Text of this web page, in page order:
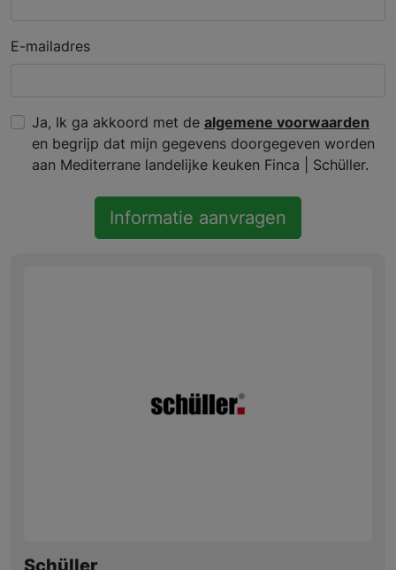
E-mailadres
Ja, Ik ga akkoord met de algemene voorwaarden
en begrijp dat mijn gegevens doorgegeven worden
aan Mediterrane landelijke keuken Finca | Schüller.
Informatie aanvragen
Schüller